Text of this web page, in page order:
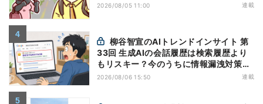
2026/08/05 11:00 連載
33回 生成AIの会話履歴は検索履歴より
もリスキー？今のうちに情報漏洩対策を
万全にしておこう
2026/08/06 15:50 連載